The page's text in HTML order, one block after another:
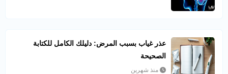
عذر غياب بسبب المرض: دليلك الكامل للكتابة
الصحيحة
منذ شهرين